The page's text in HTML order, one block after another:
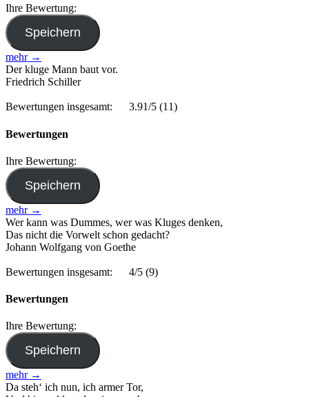
Ihre Bewertung:
mehr →
Der kluge Mann baut vor.
Friedrich Schiller
Bewertungen insgesamt: 3.91/5 (11)
Bewertungen
Ihre Bewertung:
mehr →
Wer kann was Dummes, wer was Kluges denken,
Das nicht die Vorwelt schon gedacht?
Johann Wolfgang von Goethe
Bewertungen insgesamt: 4/5 (9)
Bewertungen
Ihre Bewertung:
mehr →
Da steh‘ ich nun, ich armer Tor,